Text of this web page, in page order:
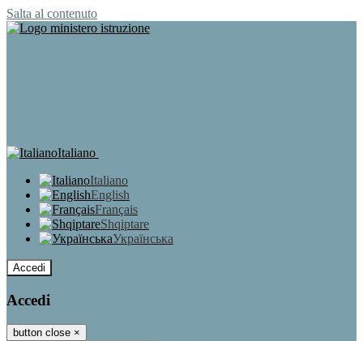
Salta al contenuto
Italiano
Italiano
English
Français
Shqiptare
Українська
Accedi
Accedi
button close ×